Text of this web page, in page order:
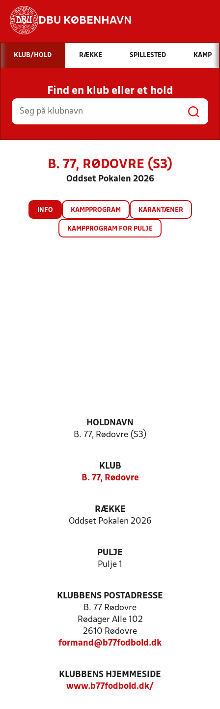
DBU KØBENHAVN
Hvad vil du søge efter?
INDHOLD OG NYHEDER
STILLINGER, RESULTATER, KLUBBER OG
HOLD
KLUB/HOLD RÆKKE SPILLESTED KAMP
Find en klub eller et hold
B. 77, RØDOVRE (S3)
Oddset Pokalen 2026
INFO KAMPPROGRAM KARANTÆNER
KAMPPROGRAM FOR PULJE
HOLDNAVN
B. 77, Rødovre (S3)
KLUB
B. 77, Rødovre
RÆKKE
Oddset Pokalen 2026
PULJE
Pulje 1
KLUBBENS POSTADRESSE
B. 77 Rødovre
Rødager Alle 102
2610 Rødovre
formand@b77fodbold.dk
KLUBBENS HJEMMESIDE
www.b77fodbold.dk/